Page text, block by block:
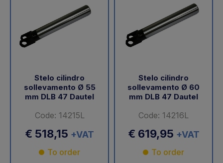
Stelo cilindro
sollevamento Ø 55
mm DLB 47 Dautel
Code: 14215L
€ 518,15 +VAT
To order
Stelo cilindro
sollevamento Ø 60
mm DLB 47 Dautel
Code: 14216L
€ 619,95 +VAT
To order